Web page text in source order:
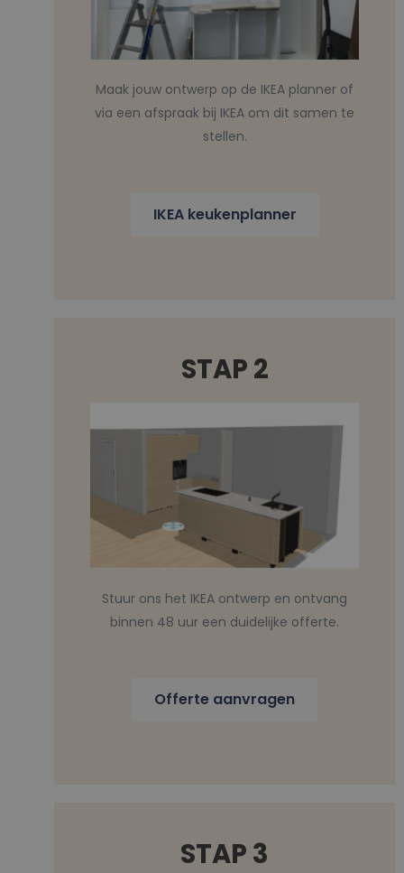
Maak jouw ontwerp op de IKEA planner of
via een afspraak bij IKEA om dit samen te
stellen.
IKEA keukenplanner
STAP 2
Stuur ons het IKEA ontwerp en ontvang
binnen 48 uur een duidelijke offerte.
Offerte aanvragen
STAP 3